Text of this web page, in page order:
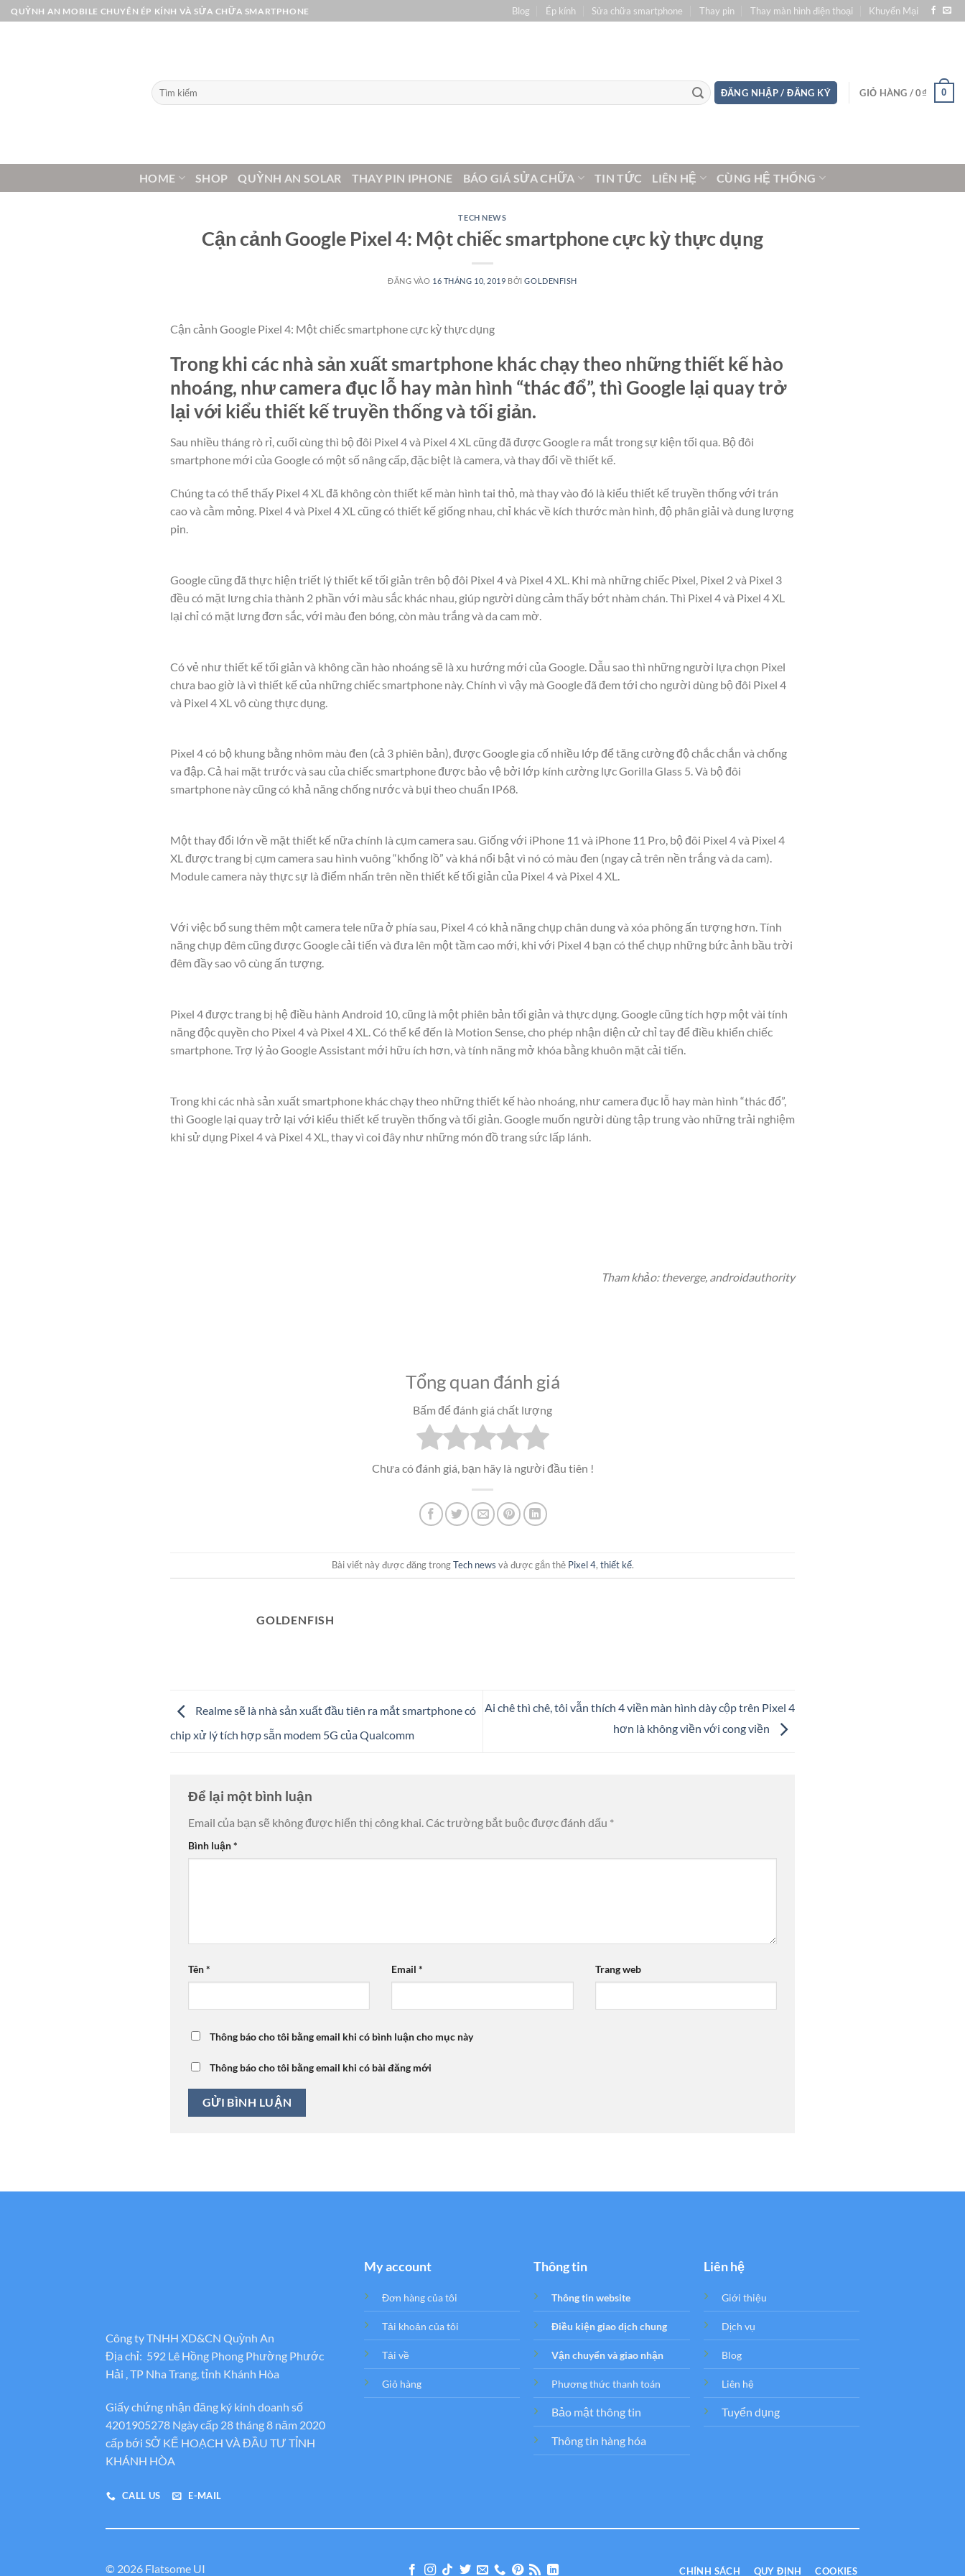
Bỏ
qua
QUỲNH AN MOBILE CHUYÊN ÉP KÍNH VÀ SỬA CHỮA SMARTPHONE Blog Ép kính Sửa chữa smartphone Thay pin Thay màn hình điện thoại Khuyến Mại
Tìm
kiếm:
ĐĂNG NHẬP / ĐĂNG KÝ GIỎ HÀNG /0₫ 0
HOME SHOP QUỲNH AN SOLAR THAY PIN IPHONE BÁO GIÁ SỬA CHỮA TIN TỨC LIÊN HỆ CÙNG HỆ THỐNG
TECH NEWS
Cận cảnh Google Pixel 4: Một chiếc smartphone cực kỳ thực dụng
ĐĂNG VÀO 16 THÁNG 10, 2019 BỞIGOLDENFISH
Cận cảnh Google Pixel 4: Một chiếc smartphone cực kỳ thực dụng
Trong khi các nhà sản xuất smartphone khác chạy theo những thiết kế hào
nhoáng, như camera đục lỗ hay màn hình “thác đổ”, thì Google lại quay trở
lại với kiểu thiết kế truyền thống và tối giản.
Sau nhiều tháng rò rỉ, cuối cùng thì bộ đôi Pixel 4 và Pixel 4 XL cũng đã được Google ra mắt trong sự kiện tối qua. Bộ đôi
smartphone mới của Google có một số nâng cấp, đặc biệt là camera, và thay đổi về thiết kế.
Chúng ta có thể thấy Pixel 4 XL đã không còn thiết kế màn hình tai thỏ, mà thay vào đó là kiểu thiết kế truyền thống với trán
cao và cằm mỏng. Pixel 4 và Pixel 4 XL cũng có thiết kế giống nhau, chỉ khác về kích thước màn hình, độ phân giải và dung lượng
pin.
Google cũng đã thực hiện triết lý thiết kế tối giản trên bộ đôi Pixel 4 và Pixel 4 XL. Khi mà những chiếc Pixel, Pixel 2 và Pixel 3
đều có mặt lưng chia thành 2 phần với màu sắc khác nhau, giúp người dùng cảm thấy bớt nhàm chán. Thì Pixel 4 và Pixel 4 XL
lại chỉ có mặt lưng đơn sắc, với màu đen bóng, còn màu trắng và da cam mờ.
Có vẻ như thiết kế tối giản và không cần hào nhoáng sẽ là xu hướng mới của Google. Dẫu sao thì những người lựa chọn Pixel
chưa bao giờ là vì thiết kế của những chiếc smartphone này. Chính vì vậy mà Google đã đem tới cho người dùng bộ đôi Pixel 4
và Pixel 4 XL vô cùng thực dụng.
Pixel 4 có bộ khung bằng nhôm màu đen (cả 3 phiên bản), được Google gia cố nhiều lớp để tăng cường độ chắc chắn và chống
va đập. Cả hai mặt trước và sau của chiếc smartphone được bảo vệ bởi lớp kính cường lực Gorilla Glass 5. Và bộ đôi
smartphone này cũng có khả năng chống nước và bụi theo chuẩn IP68.
Một thay đổi lớn về mặt thiết kế nữa chính là cụm camera sau. Giống với iPhone 11 và iPhone 11 Pro, bộ đôi Pixel 4 và Pixel 4
XL được trang bị cụm camera sau hình vuông “khổng lồ” và khá nổi bật vì nó có màu đen (ngay cả trên nền trắng và da cam).
Module camera này thực sự là điểm nhấn trên nền thiết kế tối giản của Pixel 4 và Pixel 4 XL.
Với việc bổ sung thêm một camera tele nữa ở phía sau, Pixel 4 có khả năng chụp chân dung và xóa phông ấn tượng hơn. Tính
năng chụp đêm cũng được Google cải tiến và đưa lên một tầm cao mới, khi với Pixel 4 bạn có thể chụp những bức ảnh bầu trời
đêm đầy sao vô cùng ấn tượng.
Pixel 4 được trang bị hệ điều hành Android 10, cũng là một phiên bản tối giản và thực dụng. Google cũng tích hợp một vài tính
năng độc quyền cho Pixel 4 và Pixel 4 XL. Có thể kể đến là Motion Sense, cho phép nhận diện cử chỉ tay để điều khiển chiếc
smartphone. Trợ lý ảo Google Assistant mới hữu ích hơn, và tính năng mở khóa bằng khuôn mặt cải tiến.
Trong khi các nhà sản xuất smartphone khác chạy theo những thiết kế hào nhoáng, như camera đục lỗ hay màn hình “thác đổ”,
thì Google lại quay trở lại với kiểu thiết kế truyền thống và tối giản. Google muốn người dùng tập trung vào những trải nghiệm
khi sử dụng Pixel 4 và Pixel 4 XL, thay vì coi đây như những món đồ trang sức lấp lánh.
Tham khảo: theverge, androidauthority
Tổng quan đánh giá
Bấm để đánh giá chất lượng
Chưa có đánh giá, bạn hãy là người đầu tiên !
Bài viết này được đăng trongTech news và được gắn thẻ Pixel 4, thiết kế.
GOLDENFISH
Realme sẽ là nhà sản xuất đầu tiên ra mắt smartphone có
chip xử lý tích hợp sẵn modem 5G của Qualcomm
Ai chê thì chê, tôi vẫn thích 4 viền màn hình dày cộp trên Pixel 4
hơn là không viền với cong viền
Để lại một bình luận
Email của bạn sẽ không được hiển thị công khai.Các trường bắt buộc được đánh dấu *
Bình luận*
Tên* Email* Trang web
Thông báo cho tôi bằng email khi có bình luận cho mục này
Thông báo cho tôi bằng email khi có bài đăng mới
Công ty TNHH XD&CN Quỳnh An
Địa chỉ: 592 Lê Hồng Phong Phường Phước
Hải , TP Nha Trang, tỉnh Khánh Hòa
Giấy chứng nhận đăng ký kinh doanh số
4201905278 Ngày cấp 28 tháng 8 năm 2020
cấp bới SỞ KẾ HOẠCH VÀ ĐẦU TƯ TỈNH
KHÁNH HÒA
CALL US E-MAIL
My account
Đơn hàng của tôi
Tải khoản của tôi
Tải về
Giỏ hàng
Thông tin
Thông tin website
Điều kiện giao dịch chung
Vận chuyển và giao nhận
Phương thức thanh toán
Bảo mật thông tin
Thông tin hàng hóa
Liên hệ
Giới thiệu
Dịch vụ
Blog
Liên hệ
Tuyển dụng
© 2026 Flatsome UI CHÍNH SÁCH QUY ĐỊNH COOKIES